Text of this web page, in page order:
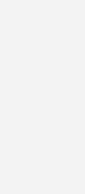
ab
arbeitet